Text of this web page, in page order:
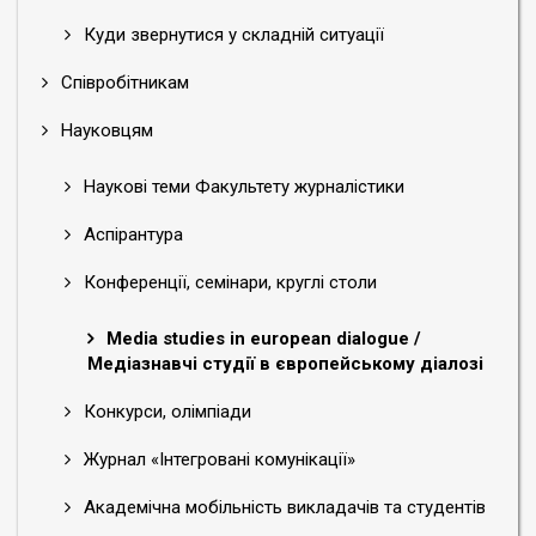
Куди звернутися у складній ситуації
Співробітникам
Науковцям
Наукові теми Факультету журналістики
Аспірантура
Конференції, семінари, круглі столи
Media studies in european dialogue /
Медіазнавчі студії в європейському діалозі
Конкурси, олімпіади
Журнал «Інтегровані комунікації»
Академічна мобільність викладачів та студентів
медіазнавства, інформаційної діяльності та
суміжних галузей знань.
Секції:«Інформаційна, бібліотечна та архівна
видавнича та книжкова справа».
Мови конференції:українська, іноземні мови.
Розклад роботи конференції
30 жовтня 2020
10.00–11.20 Пленарне засідання
11.20–11.50 Перерва
13.10–13.40 Перерва
сту...
сту...
VІ Всеукраїнська
VІ Всеукраїнська